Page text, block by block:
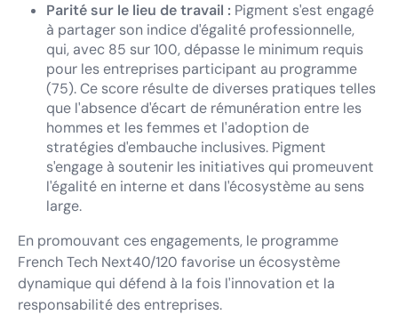
Parité sur le lieu de travail : Pigment s'est engagé
à partager son indice d'égalité professionnelle,
qui, avec 85 sur 100, dépasse le minimum requis
pour les entreprises participant au programme
(75). Ce score résulte de diverses pratiques telles
que l'absence d'écart de rémunération entre les
hommes et les femmes et l'adoption de
stratégies d'embauche inclusives. Pigment
s'engage à soutenir les initiatives qui promeuvent
l'égalité en interne et dans l'écosystème au sens
large.
En promouvant ces engagements, le programme
French Tech Next40/120 favorise un écosystème
dynamique qui défend à la fois l'innovation et la
responsabilité des entreprises.